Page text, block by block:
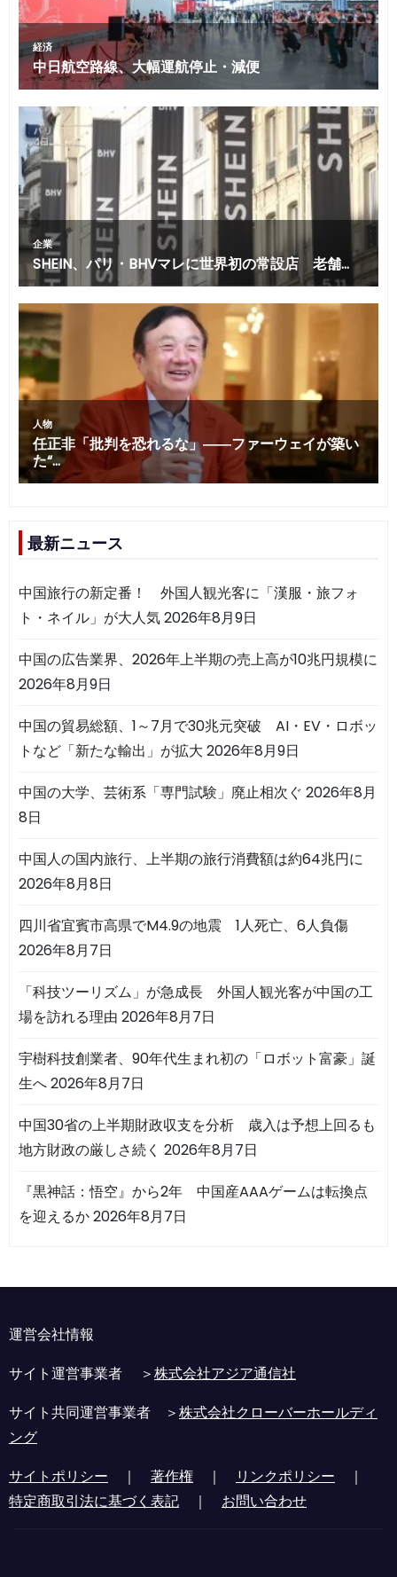
最新ニュース
中国旅行の新定番！ 外国人観光客に「漢服・旅フォ
ト・ネイル」が大人気2026年8月9日
中国の広告業界、2026年上半期の売上高が10兆円規模に
2026年8月9日
中国の貿易総額、1～7月で30兆元突破 AI・EV・ロボッ
トなど「新たな輸出」が拡大 2026年8月9日
中国の大学、芸術系「専門試験」廃止相次ぐ 2026年8月
8日
中国人の国内旅行、上半期の旅行消費額は約64兆円に
2026年8月8日
四川省宜賓市高県でM4.9の地震 1人死亡、6人負傷
2026年8月7日
「科技ツーリズム」が急成長 外国人観光客が中国の工
場を訪れる理由 2026年8月7日
宇樹科技創業者、90年代生まれ初の「ロボット富豪」誕
生へ2026年8月7日
中国30省の上半期財政収支を分析 歳入は予想上回るも
地方財政の厳しさ続く 2026年8月7日
『黒神話：悟空』から2年 中国産AAAゲームは転換点
を迎えるか2026年8月7日
運営会社情報
サイト運営事業者 ＞株式会社アジア通信社
サイト共同運営事業者 ＞株式会社クローバーホールディ
ング
サイトポリシー ｜ 著作権 ｜ リンクポリシー ｜
特定商取引法に基づく表記 ｜ お問い合わせ